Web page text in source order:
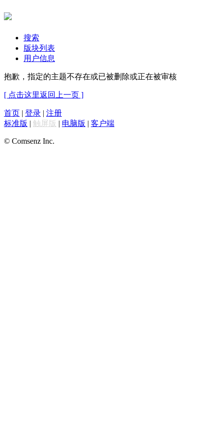
搜索
版块列表
用户信息
抱歉，指定的主题不存在或已被删除或正在被审核
[ 点击这里返回上一页 ]
首页 | 登录 | 注册
标准版 | 触屏版 | 电脑版 | 客户端
© Comsenz Inc.